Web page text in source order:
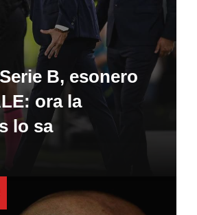
B, esonero
ora la
lo sa